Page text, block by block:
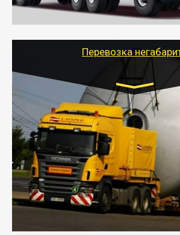
- Тайгер Логистик поможет быстро
скоропортящиеся продукты в любой
Перевозка
Цена за км.
индивидуально
- Перевозка техники и негабаритных
осуществляется после получения
перевозку (обычно 7-14 дней).
- Тайгер Логистик в короткие сроки
качественно и безопасно перевезти
грузы по всей России тралом,
другим транспортом и подобрать